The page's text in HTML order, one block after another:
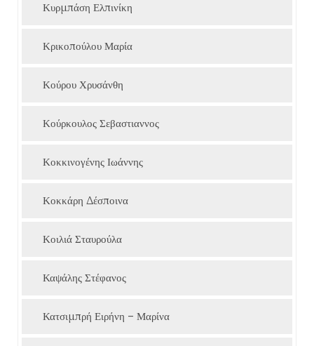
Κυρμπάση Ελπινίκη
Κρικοπούλου Μαρία
Κούρου Χρυσάνθη
Κούρκουλος Σεβαστιαννος
Κοκκινογένης Ιωάννης
Κοκκάρη Δέσποινα
Κοιλιά Σταυρούλα
Καψάλης Στέφανος
Κατσιμπρή Ειρήνη – Μαρίνα